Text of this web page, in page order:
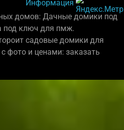
Информация
домов: Дачные домики под
под ключ для пмж.
садовые домики для
фото и ценами: заказать